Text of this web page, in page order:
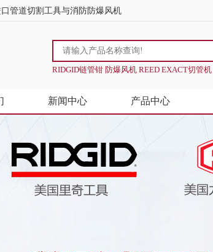
管道切割工具与消防防爆风机
RIDGID链管钳 防爆风机 REED EXACT切管机
新闻中心 产品中心